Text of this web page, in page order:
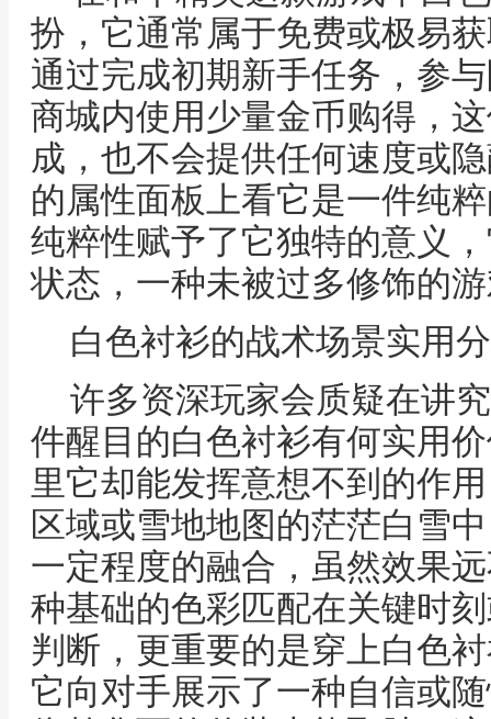
扮，它通常属于免费或极易
通过完成初期新手任务，参
商城内使用少量金币购得，
成，也不会提供任何速度或
的属性面板上看它是一件纯
纯粹性赋予了它独特的意义
状态，一种未被过多修饰的
白色衬衫的战术场景实用
许多资深玩家会质疑在讲
件醒目的白色衬衫有何实用
里它却能发挥意想不到的作
区域或雪地地图的茫茫白雪
一定程度的融合，虽然效果
种基础的色彩匹配在关键时
判断，更重要的是穿上白色
它向对手展示了一种自信或